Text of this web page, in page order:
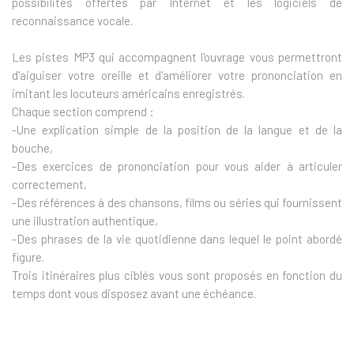
reconnaissance vocale.
Les pistes MP3 qui accompagnent l'ouvrage vous permettront
d'aiguiser votre oreille et d'améliorer votre prononciation en
imitant les locuteurs américains enregistrés.
Chaque section comprend :
-Une explication simple de la position de la langue et de la
bouche,
-Des exercices de prononciation pour vous aider à articuler
correctement,
-Des références à des chansons, films ou séries qui fournissent
une illustration authentique,
-Des phrases de la vie quotidienne dans lequel le point abordé
figure.
Trois itinéraires plus ciblés vous sont proposés en fonction du
temps dont vous disposez avant une échéance.